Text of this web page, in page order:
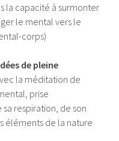
la capacité à surmonter
le mental vers le
corps)
de pleine
la méditation de
prise
respiration, de son
éléments de la nature